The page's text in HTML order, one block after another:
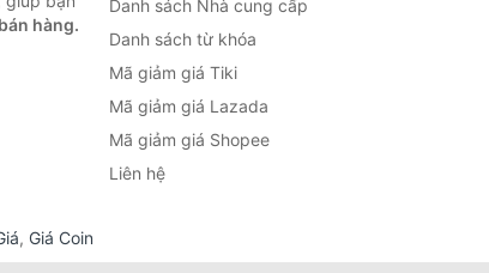
hàng.
Danh sách Nhà cung cấp
Danh sách từ khóa
Mã giảm giá Tiki
Mã giảm giá Lazada
Mã giảm giá Shopee
Liên hệ
, Giá Coin